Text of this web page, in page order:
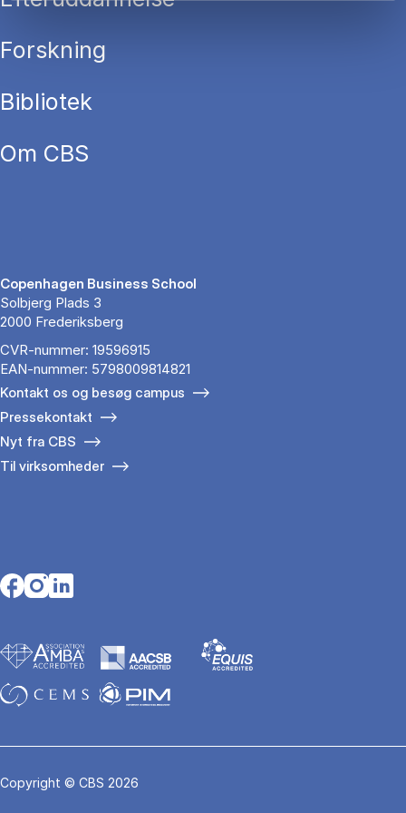
Forskning
Bibliotek
Om CBS
Copenhagen Business School
Solbjerg Plads 3
2000 Frederiksberg
CVR-nummer: 19596915
EAN-nummer: 5798009814821
Kontakt os og besøg campus
Pressekontakt
Nyt fra CBS
Til virksomheder
Opens in a new tab
Opens in a new tab
Opens in a new tab
Copyright © CBS 2026